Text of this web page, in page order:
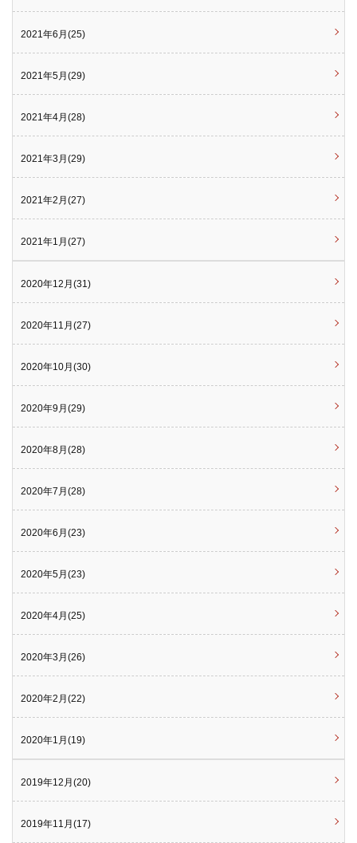
2021年6月(25)
2021年5月(29)
2021年4月(28)
2021年3月(29)
2021年2月(27)
2021年1月(27)
2020年12月(31)
2020年11月(27)
2020年10月(30)
2020年9月(29)
2020年8月(28)
2020年7月(28)
2020年6月(23)
2020年5月(23)
2020年4月(25)
2020年3月(26)
2020年2月(22)
2020年1月(19)
2019年12月(20)
2019年11月(17)